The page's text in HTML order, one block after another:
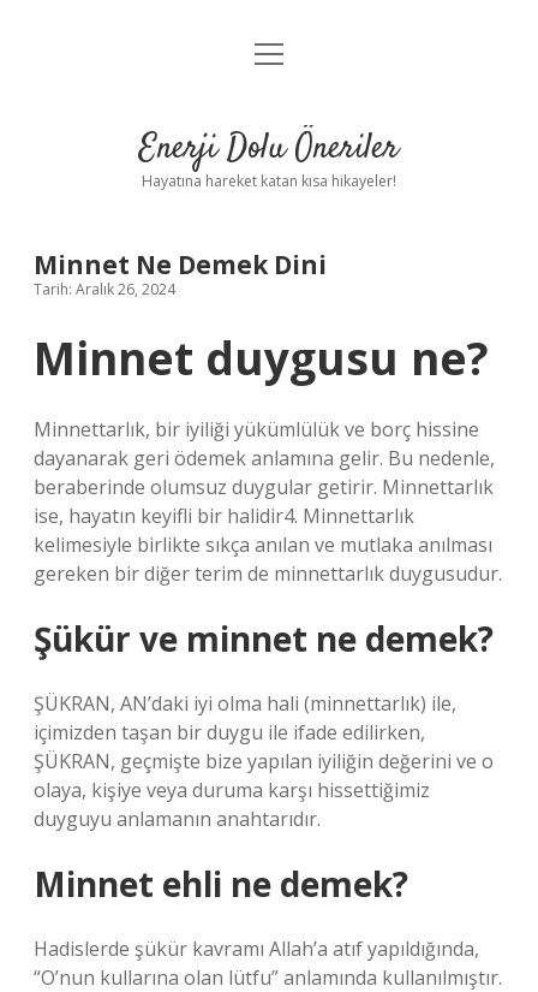
Anasayfa
Yasal Uyarı
menüyü
Enerji Dolu Öneriler
Hayatına hareket katan kısa hikayeler!
Minnet Ne Demek Dini
Tarih: Aralık 26, 2024
Minnet duygusu ne?
Minnettarlık, bir iyiliği yükümlülük ve borç hissine
dayanarak geri ödemek anlamına gelir. Bu nedenle,
beraberinde olumsuz duygular getirir. Minnettarlık
ise, hayatın keyifli bir halidir4. Minnettarlık
kelimesiyle birlikte sıkça anılan ve mutlaka anılması
gereken bir diğer terim de minnettarlık duygusudur.
Şükür ve minnet ne demek?
ŞÜKRAN, AN’daki iyi olma hali (minnettarlık) ile,
içimizden taşan bir duygu ile ifade edilirken,
ŞÜKRAN, geçmişte bize yapılan iyiliğin değerini ve o
olaya, kişiye veya duruma karşı hissettiğimiz
duyguyu anlamanın anahtarıdır.
Minnet ehli ne demek?
Hadislerde şükür kavramı Allah’a atıf yapıldığında,
“O’nun kullarına olan lütfu” anlamında kullanılmıştır.